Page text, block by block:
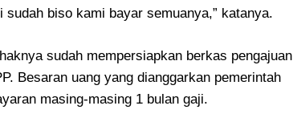
biso kami bayar semuanya,” katanya.
sudah mempersiapkan berkas pengajuan
Besaran uang yang dianggarkan pemerintah
masing-masing 1 bulan gaji.